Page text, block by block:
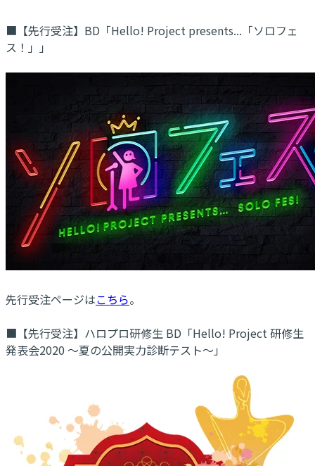
■【先行受注】BD「Hello! Project presents...「ソロフェ
ス！」」
先行受注ページはこちら。
■【先行受注】ハロプロ研修生 BD「Hello! Project 研修生
発表会2020 ～夏の公開実力診断テスト～」